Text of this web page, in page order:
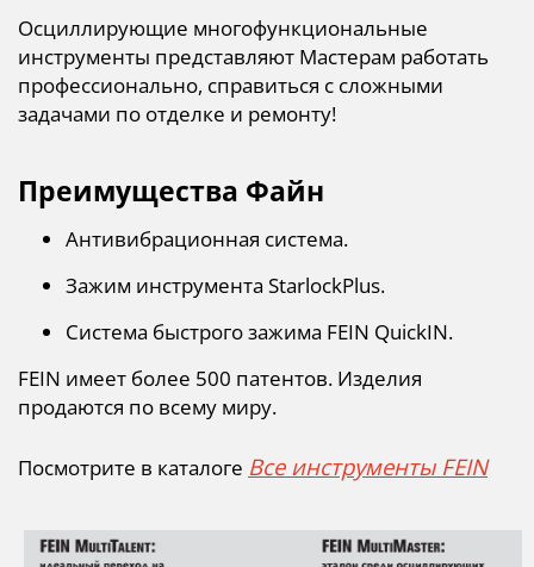
Осциллирующие многофункциональные
инструменты представляют Мастерам работать
профессионально, справиться с сложными
задачами по отделке и ремонту!
Преимущества Файн
Антивибрационная система.
Зажим инструмента StarlockPlus.
Система быстрого зажима FEIN QuickIN.
FEIN имеет более 500 патентов. Изделия
продаются по всему миру.
Посмотрите в каталоге Все инструменты FEIN